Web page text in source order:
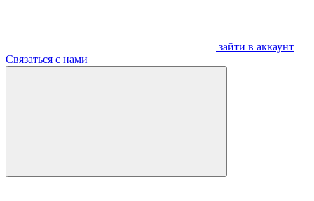
зайти в аккаунт
Связаться с нами